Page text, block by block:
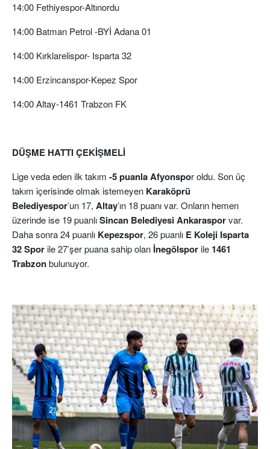
14:00 Fethiyespor-Altınordu
14:00 Batman Petrol -BYİ Adana 01
14:00 Kırklarelispor- Isparta 32
14:00 Erzincanspor-Kepez Spor
14:00 Altay-1461 Trabzon FK
DÜŞME HATTI ÇEKİŞMELİ
Lige veda eden ilk takım -5 puanla Afyonspor oldu. Son üç
takım içerisinde olmak istemeyen Karaköprü
Belediyespor’un 17, Altay’ın 18 puanı var. Onların hemen
üzerinde ise 19 puanlıSincan Belediyesi Ankarasporvar.
Daha sonra 24 puanlı Kepezspor, 26 puanlı E Koleji Isparta
32 Sporile 27’şer puana sahip olan İnegölsporile 1461
Trabzonbulunuyor.